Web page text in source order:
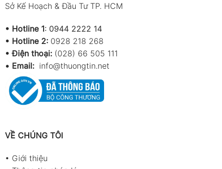
Sở Kế Hoạch & Đầu Tư TP. HCM
• Hotline 1: 0944 2222 14
• Hotline 2: 0928 218 268
• Điện thoại: (028) 66 505 111
• Email: info@thuongtin.net
VỀ CHÚNG TÔI
• Giới thiệu